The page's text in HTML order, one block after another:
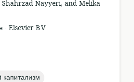
Nayyeri, and Melika
. Elsevier B.V.